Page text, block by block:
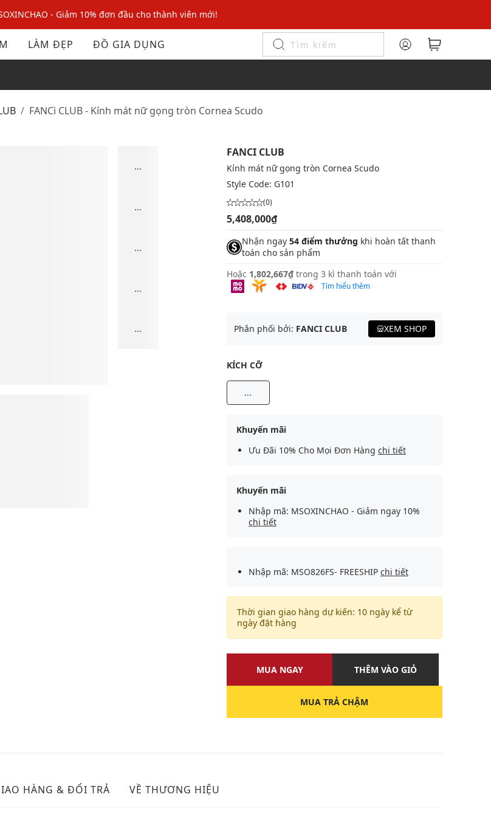
- Giảm 10% đơn đầu cho thành viên mới!
giảm ngay 10% khi thanh toán trực tuyến
- Giảm 10% đơn đầu cho thành viên mới!
LÀM ĐẸP ĐỒ GIA DỤNG
FANCì CLUB - Kính mát nữ gọng tròn Cornea Scudo
...
...
...
...
...
FANCI CLUB
Kính mát nữ gọng tròn Cornea Scudo
Style Code: G101
(0)
5,408,000₫
Nhận ngay 54 điểm thưởng khi hoàn tất thanh
toán cho sản phẩm
Hoặc 1,802,667₫ trong 3 kì thanh toán với
Tìm hiểu thêm
Phân phối bởi: FANCI CLUB XEM SHOP
KÍCH CỠ
...
Khuyến mãi
Ưu Đãi 10% Cho Mọi Đơn Hàng chi tiết
Khuyến mãi
Nhập mã: MSOXINCHAO - Giảm ngay 10%
chi tiết
Nhập mã: MSO826FS- FREESHIP chi tiết
Thời gian giao hàng dự kiến: 10 ngày kể từ
ngày đặt hàng
MUA NGAY THÊM VÀO GIỎ
MUA TRẢ CHẬM
HÀNG & ĐỔI TRẢ VỀ THƯƠNG HIỆU